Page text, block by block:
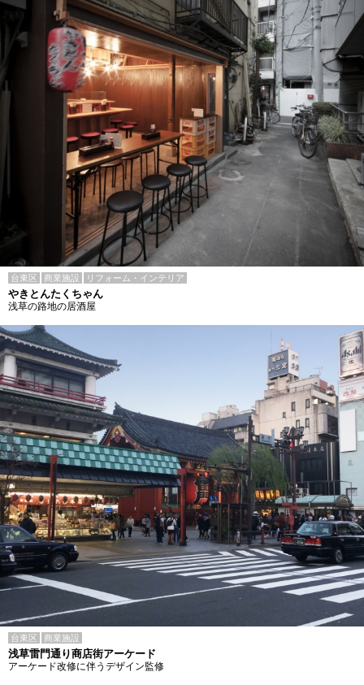
台東区 商業施設 リフォーム・インテリア
やきとんたくちゃん
浅草の路地の居酒屋
台東区 商業施設
浅草雷門通り商店街アーケード
アーケード改修に伴うデザイン監修